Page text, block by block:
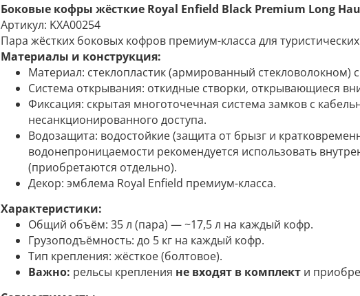
Боковые кофры жёсткие Royal Enfield Black Premium Long
Артикул: KXA00254
Пара жёстких боковых кофров премиум-класса для
Материалы и конструкция:
Материал: стеклопластик (армированный
Система открывания: откидные створки, открывающиеся
Фиксация: скрытая многоточечная система замков с
несанкционированного доступа.
Водозащита: водостойкие (защита от брызг и
водонепроницаемости рекомендуется использовать
(приобретаются отдельно).
Декор: эмблема Royal Enfield премиум-класса.
Характеристики:
Общий объём: 35 л (пара) — ~17,5 л на каждый кофр.
Грузоподъёмность: до 5 кг на каждый кофр.
Тип крепления: жёсткое (болтовое).
Важно: рельсы крепления не входят в комплекти